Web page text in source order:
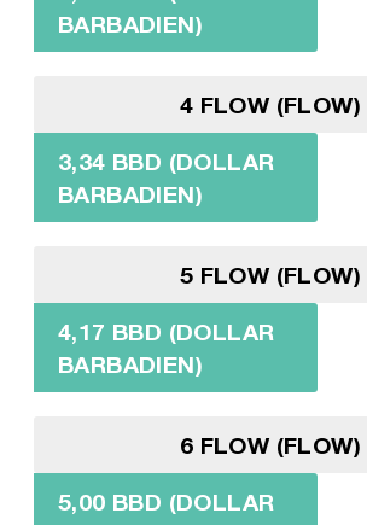
BARBADIEN)
4 FLOW (FLOW)
3,34 BBD (DOLLAR
BARBADIEN)
5 FLOW (FLOW)
4,17 BBD (DOLLAR
BARBADIEN)
6 FLOW (FLOW)
5,00 BBD (DOLLAR